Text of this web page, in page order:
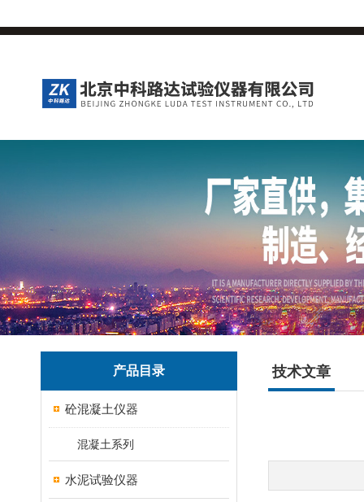
产品目录
砼混凝土仪器
混凝土系列
水泥试验仪器
技术文章